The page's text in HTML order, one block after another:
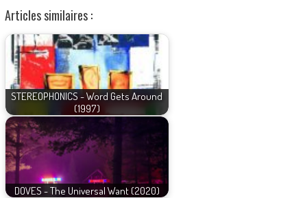
Articles similaires :
STEREOPHONICS - Word Gets Around
(1997)
DOVES - The Universal Want (2020)